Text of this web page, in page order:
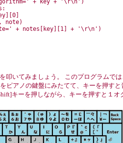
+ key + '\r\n')
note)
+ notes[key][1] + '\r\n')
叩いてみましょう。 このプログラムで
ピアノの鍵盤にみたてて、キーを押すと
キーを押しながら、キーを押すと１オ